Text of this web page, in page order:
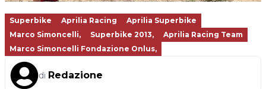
Superbike Aprilia Racing
Aprilia Superbike
Marco Simoncelli,
Superbike 2013,
Aprilia Racing Team
Marco Simoncelli Fondazione Onlus,
di Redazione